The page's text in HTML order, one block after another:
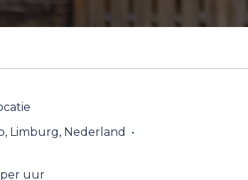
, Limburg, Nederland
•
uur